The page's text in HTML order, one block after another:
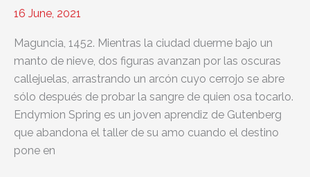
Men
16 June, 2021
Maguncia, 1452. Mientras la ciudad duerme bajo un
manto de nieve, dos figuras avanzan por las oscuras
callejuelas, arrastrando un arcón cuyo cerrojo se abre
sólo después de probar la sangre de quien osa tocarlo.
Endymion Spring es un joven aprendiz de Gutenberg
que abandona el taller de su amo cuando el destino
pone en